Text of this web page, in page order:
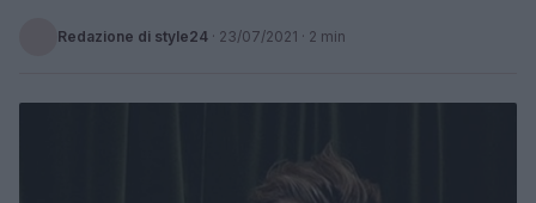
Redazione di style24 · 23/07/2021 · 2 min